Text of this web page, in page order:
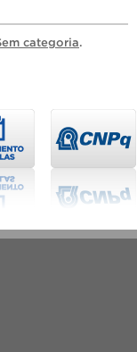
categoria.